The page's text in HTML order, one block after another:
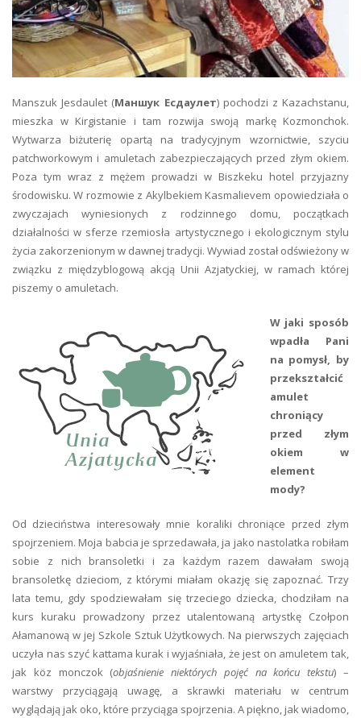
Manszuk Jesdaulet (Маншук Есдаулет) pochodzi z Kazachstanu,
mieszka w Kirgistanie i tam rozwija swoją markę Kozmonchok.
Wytwarza biżuterię opartą na tradycyjnym wzornictwie, szyciu
patchworkowym i amuletach zabezpieczających przed złym okiem.
Poza tym wraz z mężem prowadzi w Biszkeku hotel przyjazny
środowisku. W rozmowie z Akylbekiem Kasmalievem opowiedziała o
zwyczajach wyniesionych z rodzinnego domu, początkach
działalności w sferze rzemiosła artystycznego i ekologicznym stylu
życia zakorzenionym w dawnej tradycji. Wywiad został odświeżony w
związku z międzyblogową akcją Unii Azjatyckiej, w ramach której
piszemy o amuletach.
W jaki sposób
wpadła Pani
na pomysł, by
przekształcić
amulet
chroniący
przed złym
okiem w
element
mody?
Od dzieciństwa interesowały mnie koraliki chroniące przed złym
spojrzeniem. Moja babcia je sprzedawała, ja jako nastolatka robiłam
sobie z nich bransoletki i za każdym razem dawałam swoją
bransoletkę dzieciom, z którymi miałam okazję się zapoznać. Trzy
lata temu, gdy spodziewałam się trzeciego dziecka, chodziłam na
kurs kuraku prowadzony przez utalentowaną artystkę Czołpon
Ałamanową w jej Szkole Sztuk Użytkowych. Na pierwszych zajęciach
uczyła nas szyć kattama kurak i wyjaśniała, że jest on amuletem tak,
jak köz monczok (objaśnienie niektórych pojęć na końcu tekstu) –
warstwy przyciągają uwagę, a skrawki materiału w centrum
wyglądają jak oko, które przyciąga spojrzenia. A piękno, jak wiadomo,